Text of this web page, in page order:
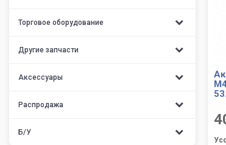
Торговое оборудование
Другие запчасти
Аксессуары
Распродажа
Б/У